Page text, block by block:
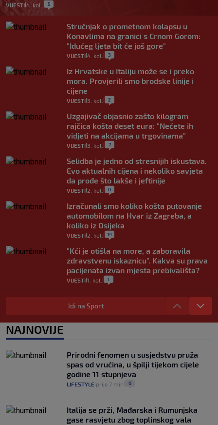
VIJESTI|4. kol. 5
Stručnjak o prometnom kolapsu u
Konavlima na granici s Crnom Gorom:
"Idućeg ljeta bit će još gore"
VIJESTI 4. kol. 3
Iz Hrvatske u Italiju može se i preko
mora. Provjerili smo brodske linije i
cijene
VIJESTI 3. kol. 2
Uzgajivač objasnio zašto kilogram
rajčica košta deset eura: "Nećete ih
vidjeti na akcijama u trgovinama"
VIJESTI 3. kol. 7
Selidba je jedno od stresnijih iskustava.
Evo aktualnih cijena i nekoliko savjeta
da prođe što lakše i jeftinije
VIJESTI 2. kol. 0
Izračunali smo koliko košta putovanje
automobilom na Hvar iz Zagreba, a
koliko iz Osijeka
VIJESTI 2. kol. 14
"Kći je otišla na more, a zaboravila
zdravstvenu iskaznicu". Kakva su prava
pacijenata izvan mjesta prebivališta?
VIJESTI 1. kol. 1
Provjerili smo "što ćemo onda" ako
Plenković na 15 dana ukine mjere: "Ne bi
se dogodilo ništa. Vlada se zaljubila u te
intervencije"
Analitičar o Mostu: Oni su u yin-yang
poziciji i imaju drugog najpoznatijeg
bravara u povijesti Hrvatske
VIJESTI 16
Idi na Sport
NAJNOVIJE
Prirodni fenomen u susjedstvu pruža
spas od vrućina, u špilji tijekom cijele
godine 11 stupnjeva
LIFESTYLE prije 7 min 0
Italija se prži, Mađarska i Rumunjska
gase rasvjetu zbog toplinskog vala